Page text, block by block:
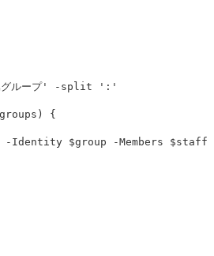
ループ' -split ':'
) {
-Identity $group -Members